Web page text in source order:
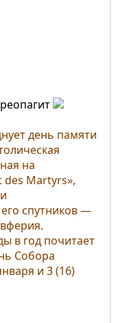
день памяти
на
Martyrs»,
спутников —
в год почитает
Собора
и 3 (16)